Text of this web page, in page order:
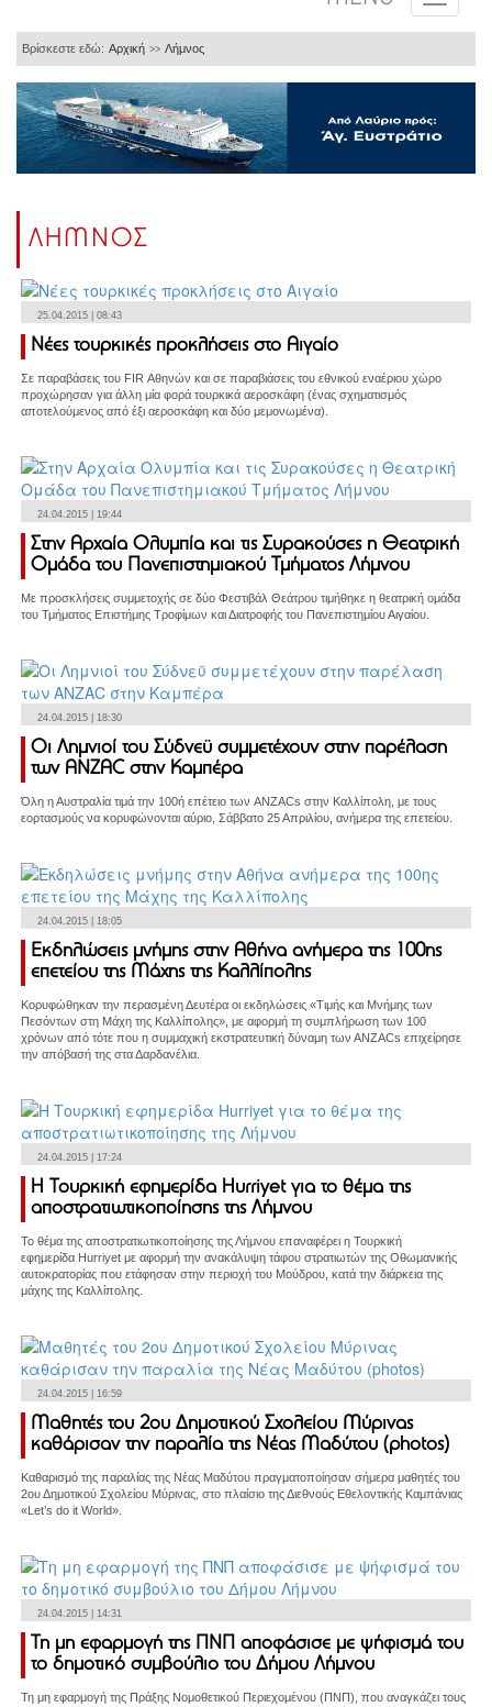
Βρίσκεστε εδώ: Αρχική >> Λήμνος
ΛΗΜΝΟΣ
25.04.2015 | 08:43
Νέες τουρκικές προκλήσεις στο Αιγαίο
Σε παραβάσεις του FIR Αθηνών και σε παραβιάσεις του εθνικού εναέριου χώρο
προχώρησαν για άλλη μία φορά τουρκικά αεροσκάφη (ένας σχηματισμός
αποτελούμενος από έξι αεροσκάφη και δύο μεμονωμένα).
24.04.2015 | 19:44
Στην Αρχαία Ολυμπία και τις Συρακούσες η Θεατρική
Ομάδα του Πανεπιστημιακού Τμήματος Λήμνου
Με προσκλήσεις συμμετοχής σε δύο Φεστιβάλ Θεάτρου τιμήθηκε η θεατρική ομάδα
του Τμήματος Επιστήμης Τροφίμων και Διατροφής του Πανεπιστημίου Αιγαίου.
24.04.2015 | 18:30
Οι Λημνιοί του Σύδνεϋ συμμετέχουν στην παρέλαση
των ΑΝΖΑC στην Καμπέρα
Όλη η Αυστραλία τιμά την 100ή επέτειο των ANZACs στην Καλλίπολη, με τους
εορτασμούς να κορυφώνονται αύριο, Σάββατο 25 Απριλίου, ανήμερα της επετείου.
24.04.2015 | 18:05
Εκδηλώσεις μνήμης στην Αθήνα ανήμερα της 100ης
επετείου της Μάχης της Καλλίπολης
Κορυφώθηκαν την περασμένη Δευτέρα οι εκδηλώσεις «Τιμής και Μνήμης των
Πεσόντων στη Μάχη της Καλλίπολης», με αφορμή τη συμπλήρωση των 100
χρόνων από τότε που η συμμαχική εκστρατευτική δύναμη των ΑΝΖΑCs επιχείρησε
την απόβασή της στα Δαρδανέλια.
24.04.2015 | 17:24
Η Τουρκική εφημερίδα Hurriyet για το θέμα της
αποστρατιωτικοποίησης της Λήμνου
Το θέμα της αποστρατιωτικοποίησης της Λήμνου επαναφέρει η Τουρκική
εφημερίδα Hurriyet με αφορμή την ανακάλυψη τάφου στρατιωτών της Οθωμανικής
αυτοκρατορίας που ετάφησαν στην περιοχή του Μούδρου, κατά την διάρκεια της
μάχης της Καλλίπολης.
24.04.2015 | 16:59
Μαθητές του 2ου Δημοτικού Σχολείου Μύρινας
καθάρισαν την παραλία της Νέας Μαδύτου (photos)
Καθαρισμό της παραλίας της Νέας Μαδύτου πραγματοποίησαν σήμερα μαθητές του
2ου Δημοτικού Σχολείου Μύρινας, στο πλαίσιο της Διεθνούς Εθελοντικής Καμπάνιας
«Let’s do it World».
24.04.2015 | 14:31
Τη μη εφαρμογή της ΠΝΠ αποφάσισε με ψήφισμά του
το δημοτικό συμβούλιο του Δήμου Λήμνου
Τη μη εφαρμογή της Πράξης Νομοθετικού Περιεχομένου (ΠΝΠ), που αναγκάζει τους